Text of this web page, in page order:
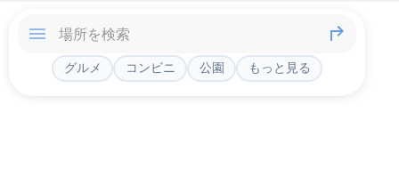
グルメ コンビニ 公園 もっと見る